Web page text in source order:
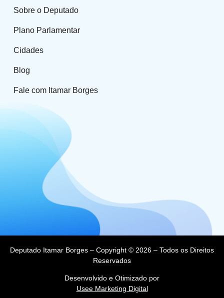
Sobre o Deputado
Plano Parlamentar
Cidades
Blog
Fale com Itamar Borges
Deputado Itamar Borges – Copyright © 2026 – Todos os Direitos
Reservados
Desenvolvido e Otimizado por
Usee Marketing Digital